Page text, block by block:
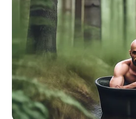
Καθαρά Δευτέρα 7
Ευαγγελισμός της
2022, Παρασκευή
Μεγάλη Παρασκευή 22
Μεγάλο Σάββατο 23
Κυριακή του Πάσχα 24
Δευτέρα του Πάσχα 25